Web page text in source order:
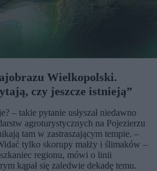
Wielkopolski.
czy jeszcze istnieją”
– takie pytanie usłyszał niedawno
agroturystycznych na Pojezierzu
tam w zastraszającym tempie. –
tylko skorupy małży i ślimaków –
regionu, mówi o linii
kąpał się zaledwie dekadę temu.